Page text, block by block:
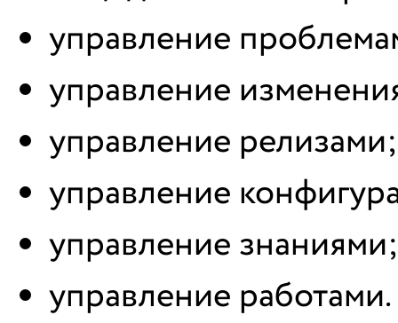
управление
управление
управление релизами;
управление
управление знаниями;
управление работами.